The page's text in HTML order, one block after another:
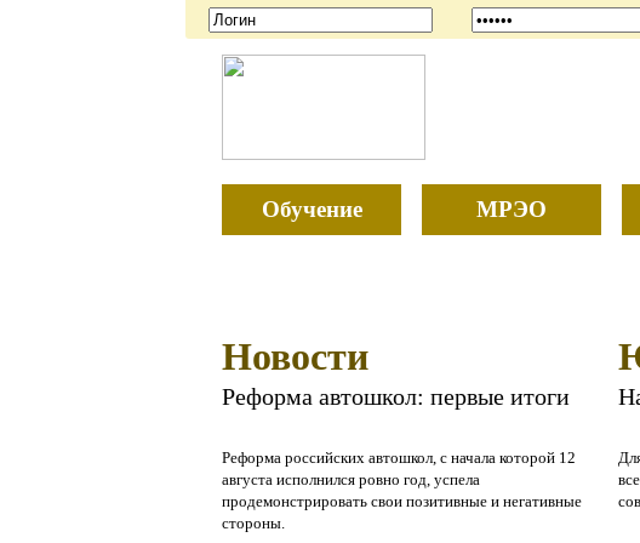
Обучение МРЭО
Новости
Реформа автошкол: первые итоги
Реформа российских автошкол, с начала которой 12
августа исполнился ровно год, успела
продемонстрировать свои позитивные и негативные
стороны.